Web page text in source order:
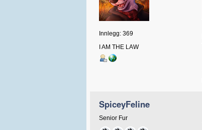
Innlegg: 369
I AM THE LAW
SpiceyFeline
Senior Fur